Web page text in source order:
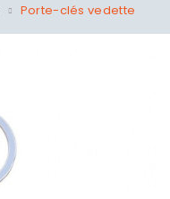
Porte-clés vedette